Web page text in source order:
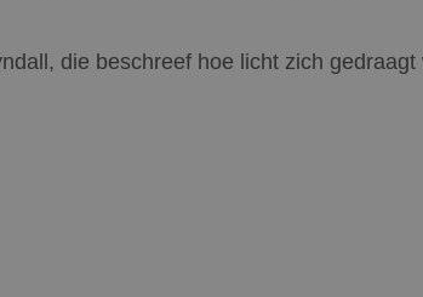
die beschreef hoe licht zich